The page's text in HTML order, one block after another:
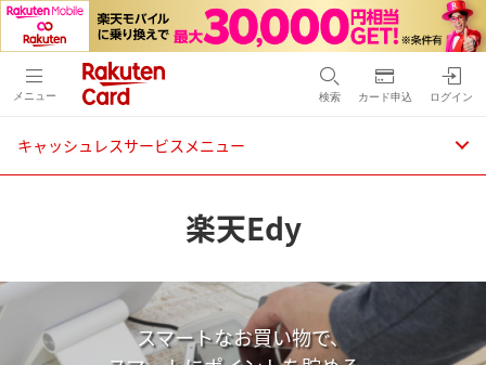
メニュー 検索 カード申込 ログイン
キャッシュレスサービスメニュー
楽天Edy
スマートなお買い物で、